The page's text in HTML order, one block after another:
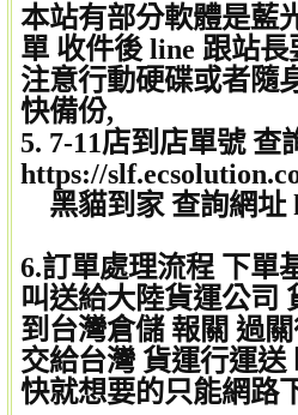
本站有部分軟體是藍
單 收件後 line 跟站
注意行動硬碟或者隨
快備份,
5. 7-11店到店單號 查
https://
黑貓到家 查詢網址
6.訂單處理流程 下單
叫送給大陸貨運公司
到台灣倉儲 報關 過
交給台灣 貨運行運送
快就想要的只能網路